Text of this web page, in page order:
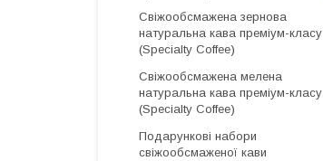
Свіжообсмажена зернова
натуральна кава преміум-класу
(Specialty Coffee)
Свіжообсмажена мелена
натуральна кава преміум-класу
(Specialty Coffee)
Подарункові набори
свіжообсмаженої кави